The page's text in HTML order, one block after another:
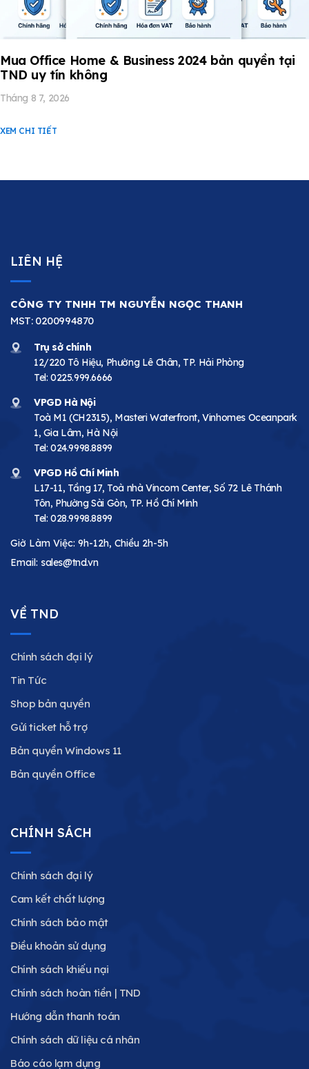
Mua Office Home & Business 2024 bản quyền tại
TND uy tín không
Tháng 8 7, 2026
XEM CHI TIẾT
LIÊN HỆ
CÔNG TY TNHH TM NGUYỄN NGỌC THANH
MST: 0200994870
Trụ sở chính
12/220 Tô Hiệu, Phường Lê Chân, TP. Hải Phòng
Tel: 0225.999.6666
VPGD Hà Nội
Toà M1 (CH2315), Masteri Waterfront, Vinhomes Oceanpark
1, Gia Lâm, Hà Nội
Tel: 024.9998.8899
VPGD Hồ Chí Minh
L17-11, Tầng 17, Toà nhà Vincom Center, Số 72 Lê Thánh
Tôn, Phường Sài Gòn, TP. Hồ Chí Minh
Tel: 028.9998.8899
Giờ Làm Việc: 9h-12h, Chiều 2h-5h
Email: sales@tnd.vn
VỀ TND
Chính sách đại lý
Tin Tức
Shop bản quyền
Gửi ticket hỗ trợ
Bản quyền Windows 11
Bản quyền Office
CHÍNH SÁCH
Chính sách đại lý
Cam kết chất lượng
Chính sách bảo mật
Điều khoản sử dụng
Chính sách khiếu nại
Chính sách hoàn tiền | TND
Hướng dẫn thanh toán
Chính sách dữ liệu cá nhân
Báo cáo lạm dụng